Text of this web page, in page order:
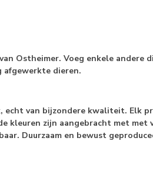
Ostheimer. Voeg enkele andere
afgewerkte dieren.
echt van bijzondere kwaliteit. Elk
kleuren zijn aangebracht met met
Duurzaam en bewust